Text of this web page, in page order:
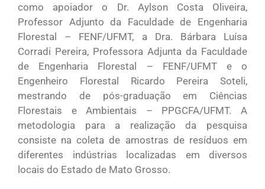
como apoiador o Dr. Aylson Costa Oliveira,
Professor Adjunto da Faculdade de Engenharia
Florestal – FENF/UFMT, a Dra. Bárbara Luísa
Corradi Pereira, Professora Adjunta da Faculdade
de Engenharia Florestal – FENF/UFMT e o
Engenheiro Florestal Ricardo Pereira Soteli,
mestrando de pós-graduação em Ciências
Florestais e Ambientais – PPGCFA/UFMT. A
metodologia para a realização da pesquisa
consiste na coleta de amostras de resíduos em
diferentes indústrias localizadas em diversos
locais do Estado de Mato Grosso.